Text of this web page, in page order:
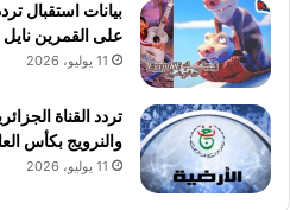
على القمرين
11 يوليو، 2026
تردد القناة
والنرويج بكأس العالم
11 يوليو، 2026